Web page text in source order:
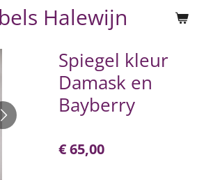
Halewijn
Spiegel kleur
Damask en
Bayberry
€ 65,00